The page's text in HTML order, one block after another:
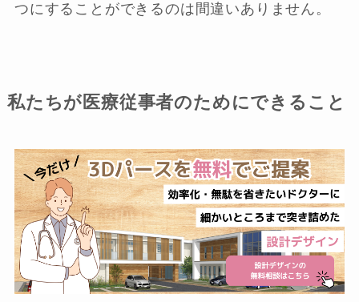
つにすることができるのは間違いありません。
私たちが医療従事者のためにできること